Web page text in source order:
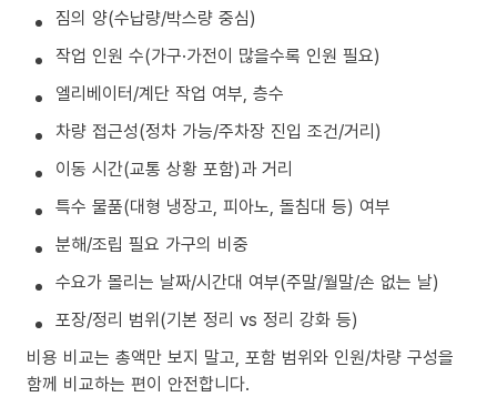
짐의 양(수납량/박스량 중심)
작업 인원 수(가구·가전이 많을수록 인원 필요)
엘리베이터/계단 작업 여부, 층수
차량 접근성(정차 가능/주차장 진입 조건/거리)
이동 시간(교통 상황 포함)과 거리
특수 물품(대형 냉장고, 피아노, 돌침대 등) 여부
분해/조립 필요 가구의 비중
수요가 몰리는 날짜/시간대 여부(주말/월말/손 없는 날)
포장/정리 범위(기본 정리 vs 정리 강화 등)
비용 비교는 총액만 보지 말고, 포함 범위와 인원/차량 구성을
함께 비교하는 편이 안전합니다.